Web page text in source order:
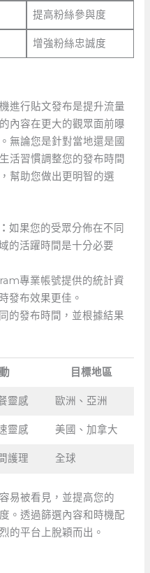
提高粉絲參與度
增強粉絲忠誠度
進行貼文發布是提升流量
內容在更大的觀眾面前曝
無論您是針對當地還是國
活習慣調整您的發布時間
幫助您做出更明智的選
如果您的受眾分佈在不同
的活躍時間是十分必要
專業帳號提供的統計資
發布效果更佳。
的發布時間，並根據結果
目標地區
靈感 歐洲、亞洲
靈感 美國、加拿大
護理 全球
易被看見，並提高您的
。透過篩選內容和時機配
的平台上脫穎而出。